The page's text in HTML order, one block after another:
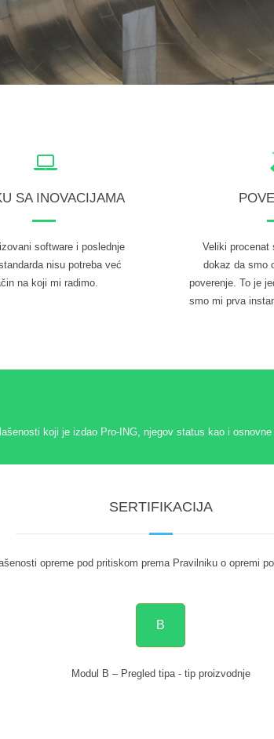
SA INOVACIJAMA
software i poslednje
nisu potreba već
na koji mi radimo.
Veliki procenat
dokaz da smo
poverenje. To je
smo mi prva
koji je izdao Pro-ING, njegov status kao i
SERTIFIKACIJA
opreme pod pritiskom prema Pravilniku o opremi
B
Modul B – Pregled tipa - tip proizvodnje